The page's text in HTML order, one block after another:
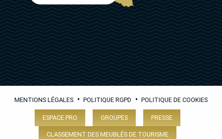
MENTIONS LÉGALES • POLITIQUE RGPD • POLITIQUE DE COOKIES
ESPACE PRO GROUPES PRESSE
CLASSEMENT DES MEUBLÉS DE TOURISME